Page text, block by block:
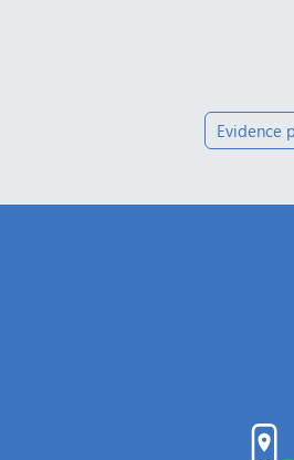
Evidence